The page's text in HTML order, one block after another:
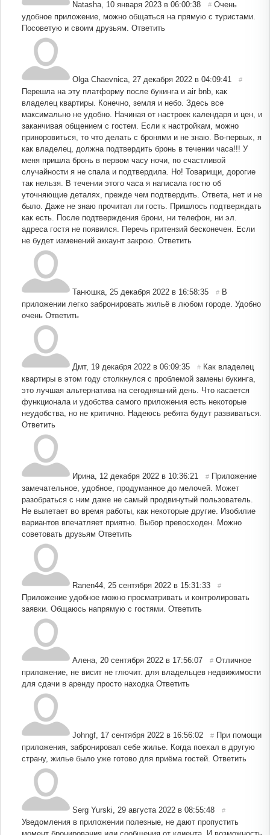
Natasha, 10 января 2023 в 06:00:38 # Очень
удобное приложение, можно общаться на прямую с туристами.
Посоветую и своим друзьям. Ответить
Olga Chaevnica, 27 декабря 2022 в 04:09:41 #
Перешла на эту платформу после букинга и air bnb, как
владелец квартиры. Конечно, земля и небо. Здесь все
максимально не удобно. Начиная от настроек календаря и цен, и
заканчивая общением с гостем. Если к настройкам, можно
приноровиться, то что делать с бронями и не знаю. Во-первых, я
как владелец, должна подтвердить бронь в течении часа!!! У
меня пришла бронь в первом часу ночи, по счастливой
случайности я не спала и подтвердила. Но! Товарищи, дорогие
так нельзя. В течении этого часа я написала гостю об
уточняющие деталях, прежде чем подтвердить. Ответа, нет и не
было. Даже не знаю прочитал ли гость. Пришлось подтверждать
как есть. После подтверждения брони, ни телефон, ни эл.
адреса гостя не появился. Перечь притензий бесконечен. Если
не будет изменений аккаунт закрою. Ответить
Танюшка, 25 декабря 2022 в 16:58:35 # В
приложении легко забронировать жильё в любом городе. Удобно
очень Ответить
Дмт, 19 декабря 2022 в 06:09:35 # Как владелец
квартиры в этом году столкнулся с проблемой замены букинга,
это лучшая альтернатива на сегодняшний день. Что касается
функционала и удобства самого приложения есть некоторые
неудобства, но не критично. Надеюсь ребята будут развиваться.
Ответить
Ирина, 12 декабря 2022 в 10:36:21 # Приложение
замечательное, удобное, продуманное до мелочей. Может
разобраться с ним даже не самый продвинутый пользователь.
Не вылетает во время работы, как некоторые другие. Изобилие
вариантов впечатляет приятно. Выбор превосходен. Можно
советовать друзьям Ответить
Ranen44, 25 сентября 2022 в 15:31:33 #
Приложение удобное можно просматривать и контролировать
заявки. Общаюсь напрямую с гостями. Ответить
Алена, 20 сентября 2022 в 17:56:07 # Отличное
приложение, не висит не глючит. для владельцев недвижимости
для сдачи в аренду просто находка Ответить
Johngf, 17 сентября 2022 в 16:56:02 # При помощи
приложения, забронировал себе жилье. Когда поехал в другую
страну, жилье было уже готово для приёма гостей. Ответить
Serg Yurski, 29 августа 2022 в 08:55:48 #
Уведомления в приложении полезные, не дают пропустить